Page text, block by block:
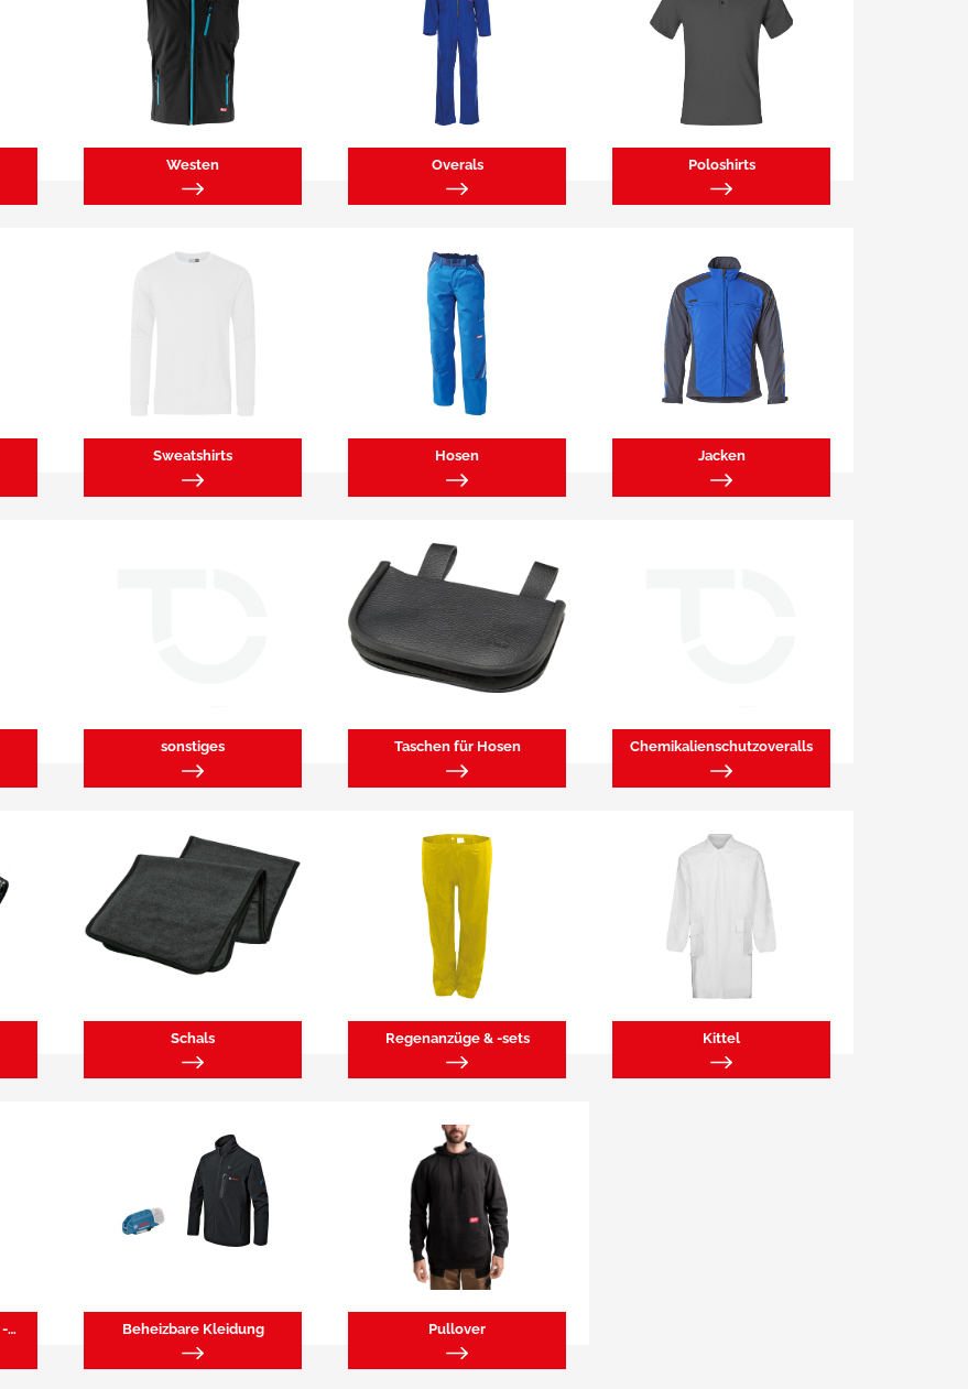
Westen Overals Poloshirts
Sweatshirts Hosen Jacken
sonstiges Taschen für Hosen Chemikalienschutzoveralls
Schals Regenanzüge & -sets Kittel
Schweißärmelschoner & -gamaschen Beheizbare Kleidung Pullover